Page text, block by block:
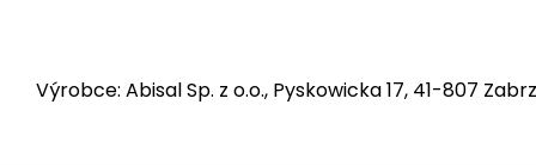
Výrobce: Abisal Sp. z o.o., Pyskowicka 17, 41-807